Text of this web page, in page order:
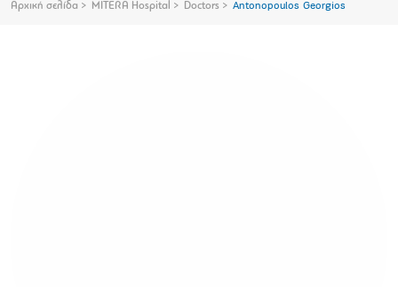
Αρχική σελίδα MITERA Hospital Doctors Antonopoulos Georgios